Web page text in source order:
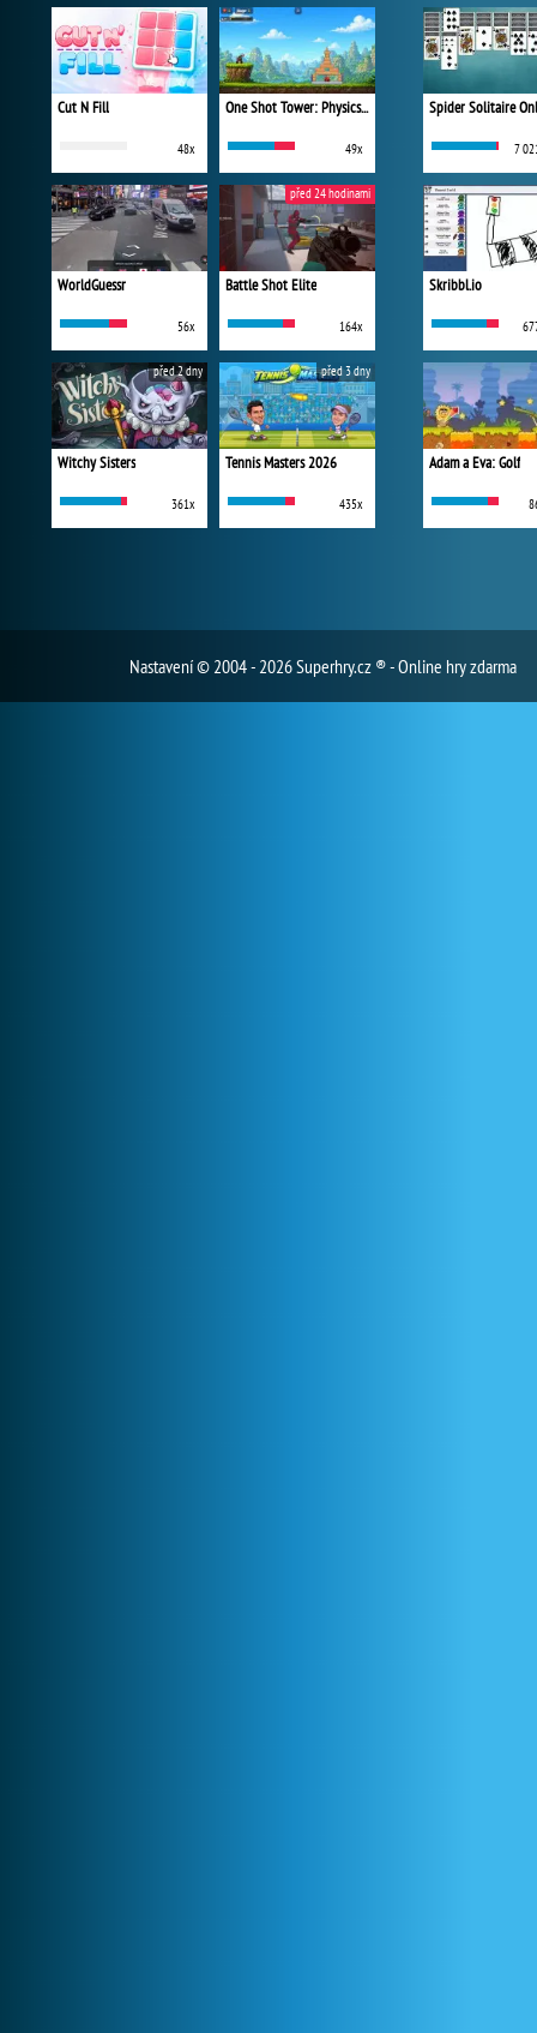
Cut N Fill
48x
One Shot Tower: Physics Destroyer
49x
WorldGuessr
56x
Battle Shot Elite
164x
před 24 hodinami
Witchy Sisters
361x
před 2 dny
Tennis Masters 2026
435x
před 3 dny
Spider Solitaire
7
Skribbl.io
Adam a Eva: Golf
Nastavení© 2004 - 2026 Superhry.cz ® - Online hry zdarma